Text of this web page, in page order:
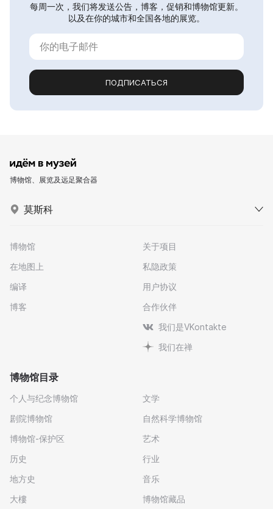
每周一次，我们将发送公告，博客，促销和博物馆更新。
以及在你的城市和全国各地的展览。
ПОДПИСАТЬСЯ
博物馆、展览及远足聚合器
莫斯科
博物馆
在地图上
编译
博客
关于项目
私隐政策
用户协议
合作伙伴
我们是VKontakte
我们在禅
博物馆目录
个人与纪念博物馆
剧院博物馆
博物馆-保护区
历史
地方史
大樓
文学
自然科学博物馆
艺术
行业
音乐
博物馆藏品